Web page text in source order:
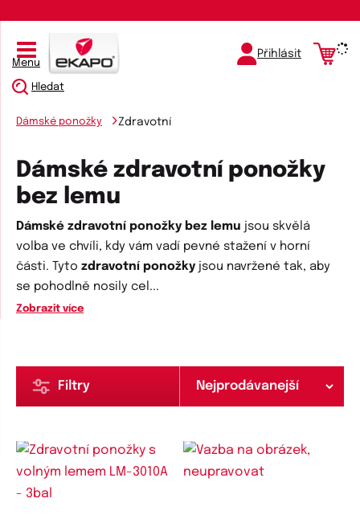
Menu
Hledat
Přihlásit
Dámské ponožky Zdravotní
Dámské zdravotní ponožky
bez lemu
Dámské zdravotní ponožky bez lemu jsou skvělá
volba ve chvíli, kdy vám vadí pevné stažení v horní
části. Tyto zdravotní ponožky jsou navržené tak, aby
se pohodlně nosily cel ...
Zobrazit více
Filtry